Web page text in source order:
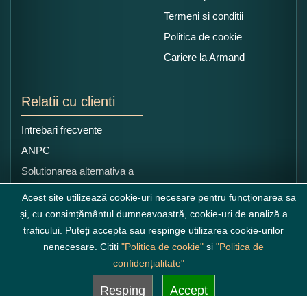
Termeni si conditii
Politica de cookie
Cariere la Armand
Relatii cu clienti
Intrebari frecvente
ANPC
Solutionarea alternativa a
litigiilor
Acest site utilizează cookie-uri necesare pentru funcționarea sa
și, cu consimțământul dumneavoastră, cookie-uri de analiză a
traficului. Puteți accepta sau respinge utilizarea cookie-urilor
nenecesare. Cititi "Politica de cookie" si "Politica de
confidențialitate"
Resping Accept